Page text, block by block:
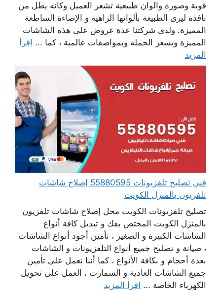
قوية وصورة والوان طبيعية تشعر العميل وكانه يطل من
نافذة ليرى الطبيعة بألوانها الزاهية و الإضاءة الساطعة
المميزة. ولدى شركتنا عدة عروض على هذه الشاشات
المميزة وبسعر الجملة وبمواصفات عالمية ، كما ... اقرأ
المزيد
فني تصليح تلفزيونات 55880595 إصلاح شاشات
تلفزيون بالمنزل الكويت
تصليح تلفزيونات الكويت محل إصلاح شاشات تلفزيون
بالمنزل الكويت المختص بفك و تبديل كافة أنواع
الشاشات الكبيرة و الصغير ، تأمين أجود أنواع الشاشات
، صيانة و تصليح جميع أنواع التلفزيونات و الشاشات
بعدة أحجام و بكافة الأنواع ، كما أننا نعمل على تأمين
جميع الشاشات العادية و السمارت ، العمل على تحويل
الكهرباء الخاصة ... اقرأ المزيد